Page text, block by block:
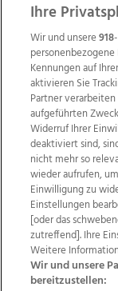
Wir über uns
Datenschutz
AGB Website
Ihre
Wir und unsere918
Kennungen auf
aktivieren Sie
Partner
aufgeführten
Widerruf Ihrer
deaktiviert sind,
nicht mehr so
wieder aufrufen,
Einwilligung zu
Einstellungen
[oder das
zutreffend]. Ihre
Weitere
Wir und unsere
bereitzustellen: